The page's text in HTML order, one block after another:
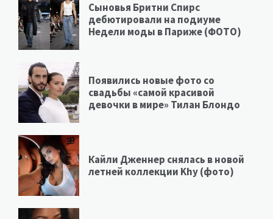
Сыновья Бритни Спирс
дебютировали на подиуме
Недели моды в Париже (ФОТО)
Появились новые фото со
свадьбы «самой красивой
девочки в мире» Тилан Блондо
Кайли Дженнер снялась в новой
летней коллекции Khy (фото)